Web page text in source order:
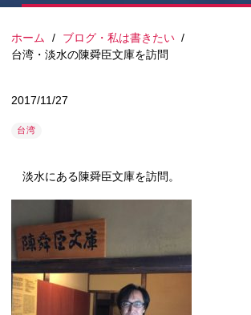
ホーム / ブログ・私は書きたい /
台湾・淡水の陳舜臣文庫を訪問
2017/11/27
台湾
淡水にある陳舜臣文庫を訪問。